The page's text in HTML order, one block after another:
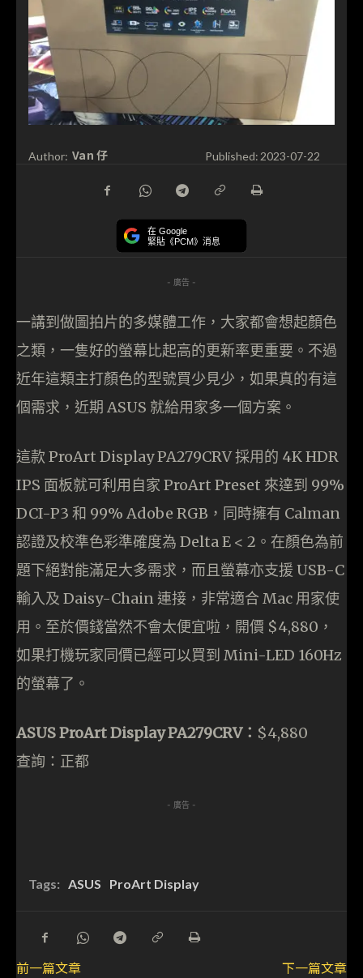
Author: Van 仔 Published: 2023-07-22
在 Google
緊貼《PCM》消息
- 廣告 -
一講到做圖拍片的多媒體工作，大家都會想起顏色
之類，一隻好的螢幕比起高的更新率更重要。不過
近年這類主打顏色的型號買少見少，如果真的有這
個需求，近期 ASUS 就給用家多一個方案。
這款 ProArt Display PA279CRV 採用的 4K HDR
IPS 面板就可利用自家 ProArt Preset 來達到 99%
DCI-P3 和 99% Adobe RGB，同時擁有 Calman
認證及校準色彩準確度為 Delta E < 2。在顏色為前
題下絕對能滿足大多需求，而且螢幕亦支援 USB-C
輸入及 Daisy-Chain 連接，非常適合 Mac 用家使
用。至於價錢當然不會太便宜啦，開價 $4,880，
如果打機玩家同價已經可以買到 Mini-LED 160Hz
的螢幕了。
ASUS ProArt Display PA279CRV： $4,880
查詢：正都
- 廣告 -
Tags: ASUS ProArt Display
前一篇文章
下一篇文章